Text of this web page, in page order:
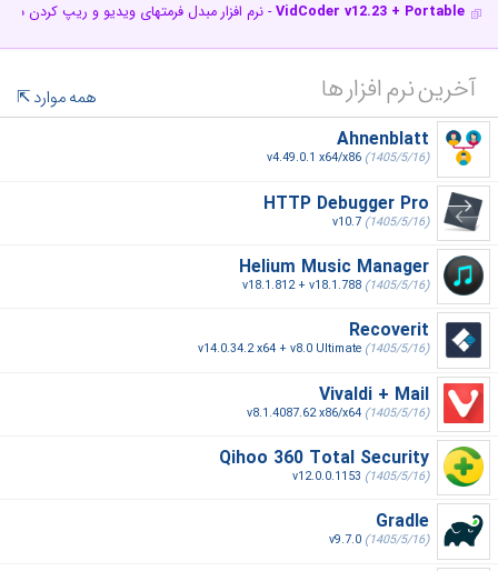
VidCoder v12.23 + Portable- نرم افزار مبدل فرمت‎های ویدیو و ریپ کردن دیسک‎های دی‎وی‎دی و بلوری
آخرین نرم افزار ها
همه موارد
Ahnenblatt
v4.49.0.1 x64/x86 (1405/5/16)
HTTP Debugger Pro
v10.7 (1405/5/16)
Helium Music Manager
v18.1.812 + v18.1.788 (1405/5/16)
Recoverit
v14.0.34.2 x64 + v8.0 Ultimate (1405/5/16)
Vivaldi + Mail
v8.1.4087.62 x86/x64 (1405/5/16)
Qihoo 360 Total Security
v12.0.0.1153 (1405/5/16)
Gradle
v9.7.0 (1405/5/16)